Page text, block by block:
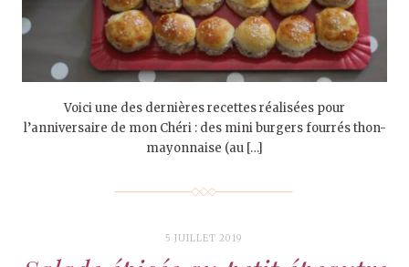
Voici une des dernières recettes réalisées pour
l’anniversaire de mon Chéri : des mini burgers fourrés thon-
mayonnaise (au […]
5 JUILLET 2019